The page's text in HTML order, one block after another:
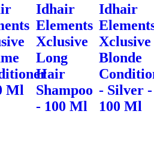
Ml
Idhair
Elements
Xclusive
Long
Hair
Shampoo
- 100 Ml
Idhair
Xclusive
Blonde
- Silver -
100 Ml